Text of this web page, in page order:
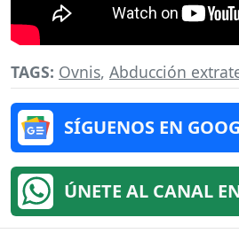
TAGS: Ovnis, Abducción
SÍGUENOS EN
ÚNETE AL CANAL